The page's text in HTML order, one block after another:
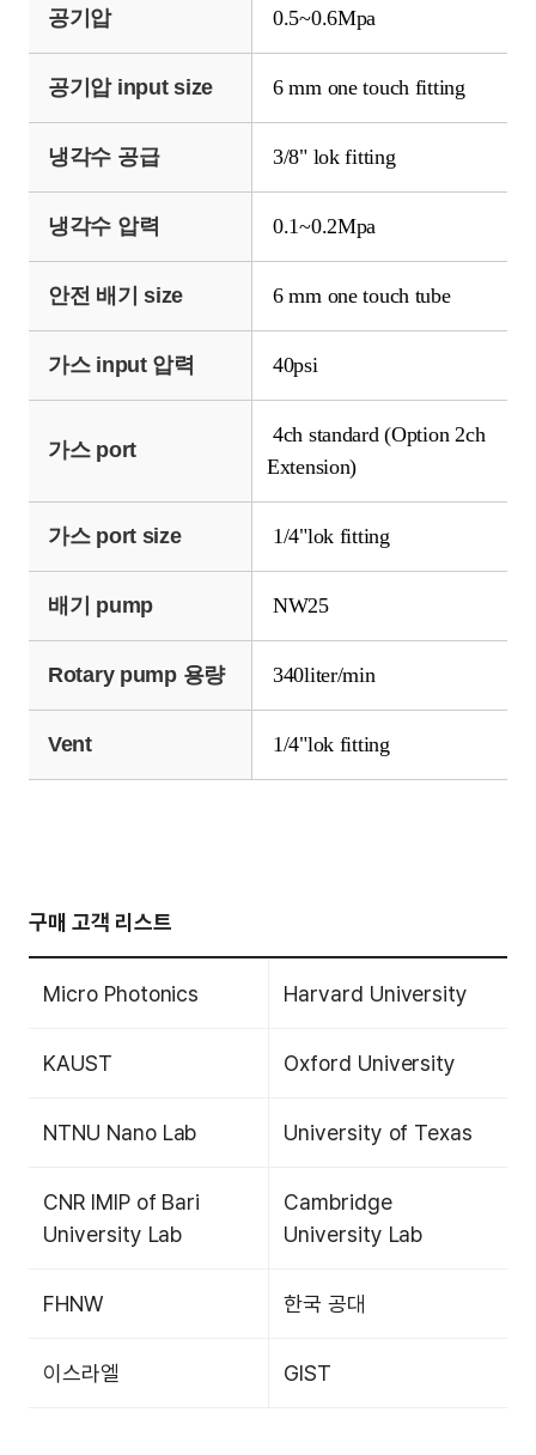
공기압 0.5~0.6Mpa
공기압 input size 6 mm one touch fitting
냉각수 공급 3/8" lok fitting
냉각수 압력 0.1~0.2Mpa
안전 배기 size 6 mm one touch tube
가스 input 압력 40psi
가스 port
4ch standard (Option 2ch
Extension)
가스 port size 1/4"lok fitting
배기 pump NW25
Rotary pump 용량 340liter/min
Vent 1/4"lok fitting
구매 고객 리스트
Micro Photonics Harvard University
KAUST Oxford University
NTNU Nano Lab University of Texas
CNR IMIP of Bari
University Lab
Cambridge
University Lab
FHNW 한국 공대
이스라엘 GIST